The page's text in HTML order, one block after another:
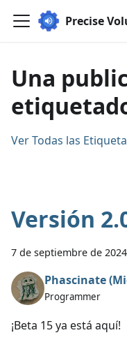
Precise
Una
Ver Todas las
Versión
7 de septiembre de 2024
Phascinate
Programmer
¡Beta 15 ya está aquí!